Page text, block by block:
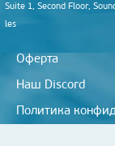
Suite 1, Second Floor,
les
Оферта
Наш Discord
Политика